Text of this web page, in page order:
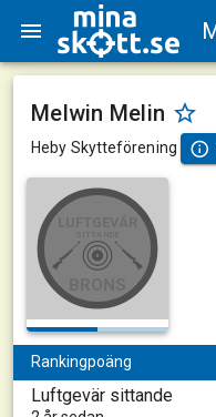
Melwin Melin
Heby Skytteförening
Rankingpoäng
Luftgevär sittande